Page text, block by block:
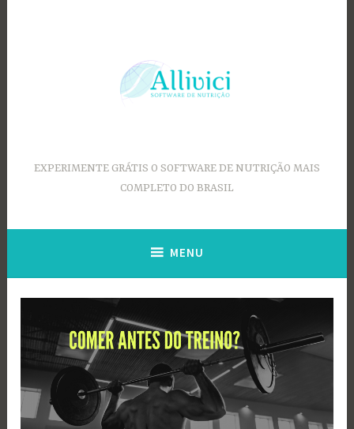
EXPERIMENTE GRÁTIS O SOFTWARE DE NUTRIÇÃO MAIS
COMPLETO DO BRASIL
MENU